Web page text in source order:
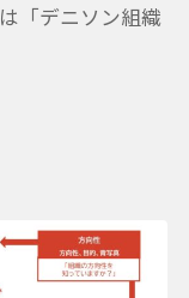
「デニソン組織